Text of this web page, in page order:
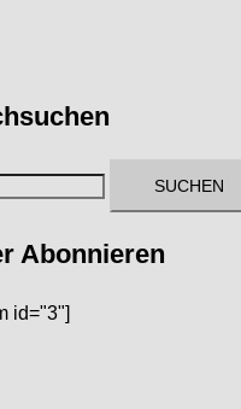
Abonnieren
id="3"]